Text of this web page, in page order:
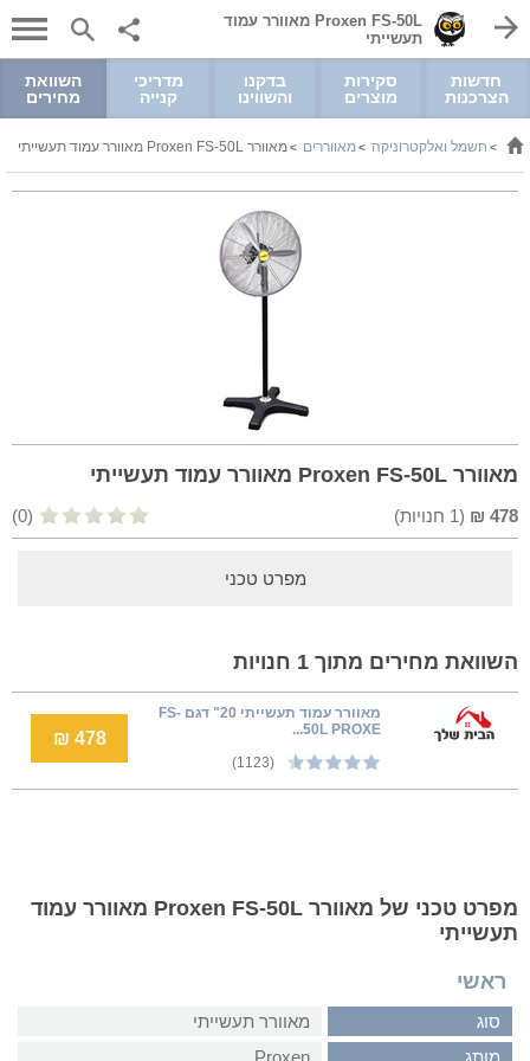
Proxen FS-50L מאוורר עמוד
תעשייתי
חדשות
הצרכנות
סקירות
מוצרים
בדקנו
והשווינו
מדריכי
קנייה
השוואת
מחירים
> חשמל ואלקטרוניקה >מאווררים >מאוורר Proxen FS-50L מאוורר עמוד תעשייתי
מאוורר Proxen FS-50L מאוורר עמוד תעשייתי
478
₪
(
1 חנויות) (0)
מפרט טכני
השוואת מחירים מתוך 1 חנויות
מאוורר עמוד תעשייתי 20" דגם FS-
50L PROXE...
(1123)
478 ₪
מפרט טכני של מאוורר Proxen FS-50L מאוורר עמוד
תעשייתי
ראשי
סוג
מאוורר תעשייתי
מותג
Proxen